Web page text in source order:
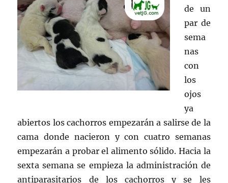
de un
par de
sema
nas
con
los
ojos
ya
abiertos los cachorros empezarán a salirse de la
cama donde nacieron y con cuatro semanas
empezarán a probar el alimento sólido. Hacia la
sexta semana se empieza la administración de
antiparasitarios de los cachorros y se les